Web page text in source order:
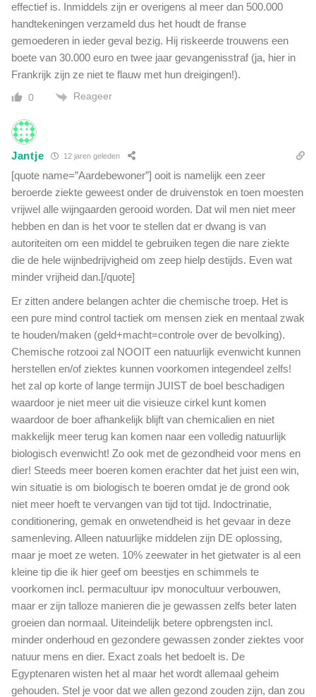
effectief is. Inmiddels zijn er overigens al meer dan 500.000
handtekeningen verzameld dus het houdt de franse
gemoederen in ieder geval bezig. Hij riskeerde trouwens een
boete van 30.000 euro en twee jaar gevangenisstraf (ja, hier in
Frankrijk zijn ze niet te flauw met hun dreigingen!).
0 Reageer
Jantje 12 jaren geleden
[quote name=”Aardebewoner”] ooit is namelijk een zeer
beroerde ziekte geweest onder de druivenstok en toen moesten
vrijwel alle wijngaarden gerooid worden. Dat wil men niet meer
hebben en dan is het voor te stellen dat er dwang is van
autoriteiten om een middel te gebruiken tegen die nare ziekte
die de hele wijnbedrijvigheid om zeep hielp destijds. Even wat
minder vrijheid dan.[/quote]
Er zitten andere belangen achter die chemische troep. Het is
een pure mind control tactiek om mensen ziek en mentaal zwak
te houden/maken (geld+macht=controle over de bevolking).
Chemische rotzooi zal NOOIT een natuurlijk evenwicht kunnen
herstellen en/of ziektes kunnen voorkomen integendeel zelfs!
het zal op korte of lange termijn JUIST de boel beschadigen
waardoor je niet meer uit die visieuze cirkel kunt komen
waardoor de boer afhankelijk blijft van chemicalien en niet
makkelijk meer terug kan komen naar een volledig natuurlijk
biologisch evenwicht! Zo ook met de gezondheid voor mens en
dier! Steeds meer boeren komen erachter dat het juist een win,
win situatie is om biologisch te boeren omdat je de grond ook
niet meer hoeft te vervangen van tijd tot tijd. Indoctrinatie,
conditionering, gemak en onwetendheid is het gevaar in deze
samenleving. Alleen natuurlijke middelen zijn DE oplossing,
maar je moet ze weten. 10% zeewater in het gietwater is al een
kleine tip die ik hier geef om beestjes en schimmels te
voorkomen incl. permacultuur ipv monocultuur verbouwen,
maar er zijn talloze manieren die je gewassen zelfs beter laten
groeien dan normaal. Uiteindelijk betere opbrengsten incl.
minder onderhoud en gezondere gewassen zonder ziektes voor
natuur mens en dier. Exact zoals het bedoelt is. De
Egyptenaren wisten het al maar het wordt allemaal geheim
gehouden. Stel je voor dat we allen gezond zouden zijn, dan zou